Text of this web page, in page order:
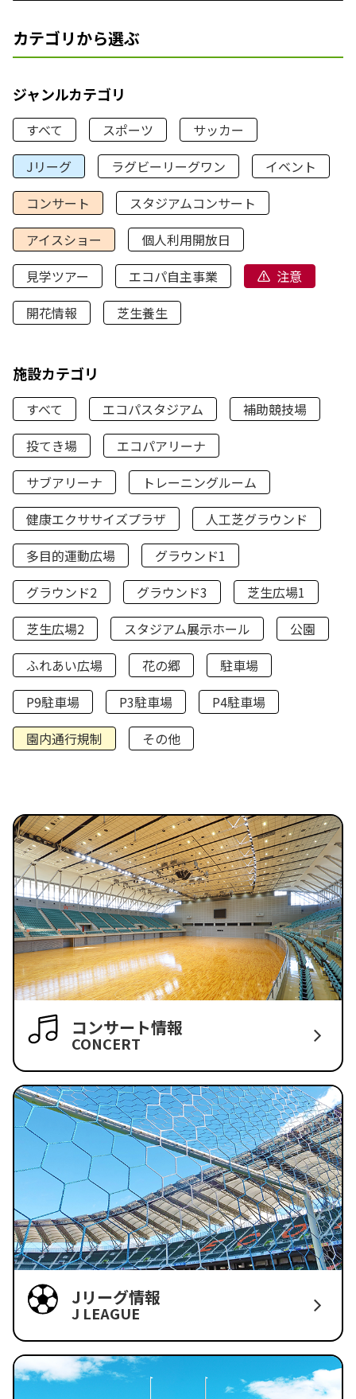
カテゴリから選ぶ
ジャンルカテゴリ
すべて スポーツ
サッカー
Jリーグ
ラグビーリーグワン
イベント
コンサート
スタジアムコンサート
アイスショー
個人利用開放日
見学ツアー
エコパ自主事業
注意
開花情報
芝生養生
施設カテゴリ
すべて エコパスタジアム
補助競技場
投てき場
エコパアリーナ
サブアリーナ
トレーニングルーム
健康エクササイズプラザ
人工芝グラウンド
多目的運動広場
グラウンド1
グラウンド2
グラウンド3
芝生広場1
芝生広場2
スタジアム展示ホール
公園
ふれあい広場
花の郷
駐車場
P9駐車場
P3駐車場
P4駐車場
園内通行規制
その他
コンサート情報
CONCERT
Jリーグ情報
J LEAGUE